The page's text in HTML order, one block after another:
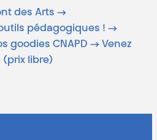
des Arts →
pédagogiques ! →
goodies CNAPD → Venez
libre)